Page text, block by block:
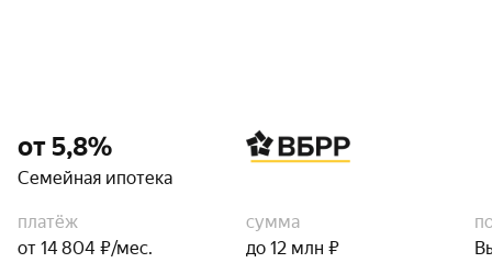
от 5,8%
Семейная ипотека
платёж
от 14 804 ₽/мес.
сумма
до 12 млн ₽